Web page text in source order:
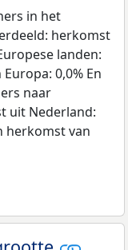
in het
herkomst
landen:
0,0% En
naar
uit Nederland:
herkomst van